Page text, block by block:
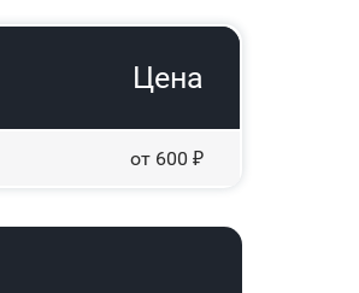
Цена
от 600 ₽